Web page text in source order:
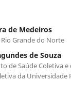
de Medeiros
Grande do Norte
de Souza
de Saúde Coletiva
da Universidade